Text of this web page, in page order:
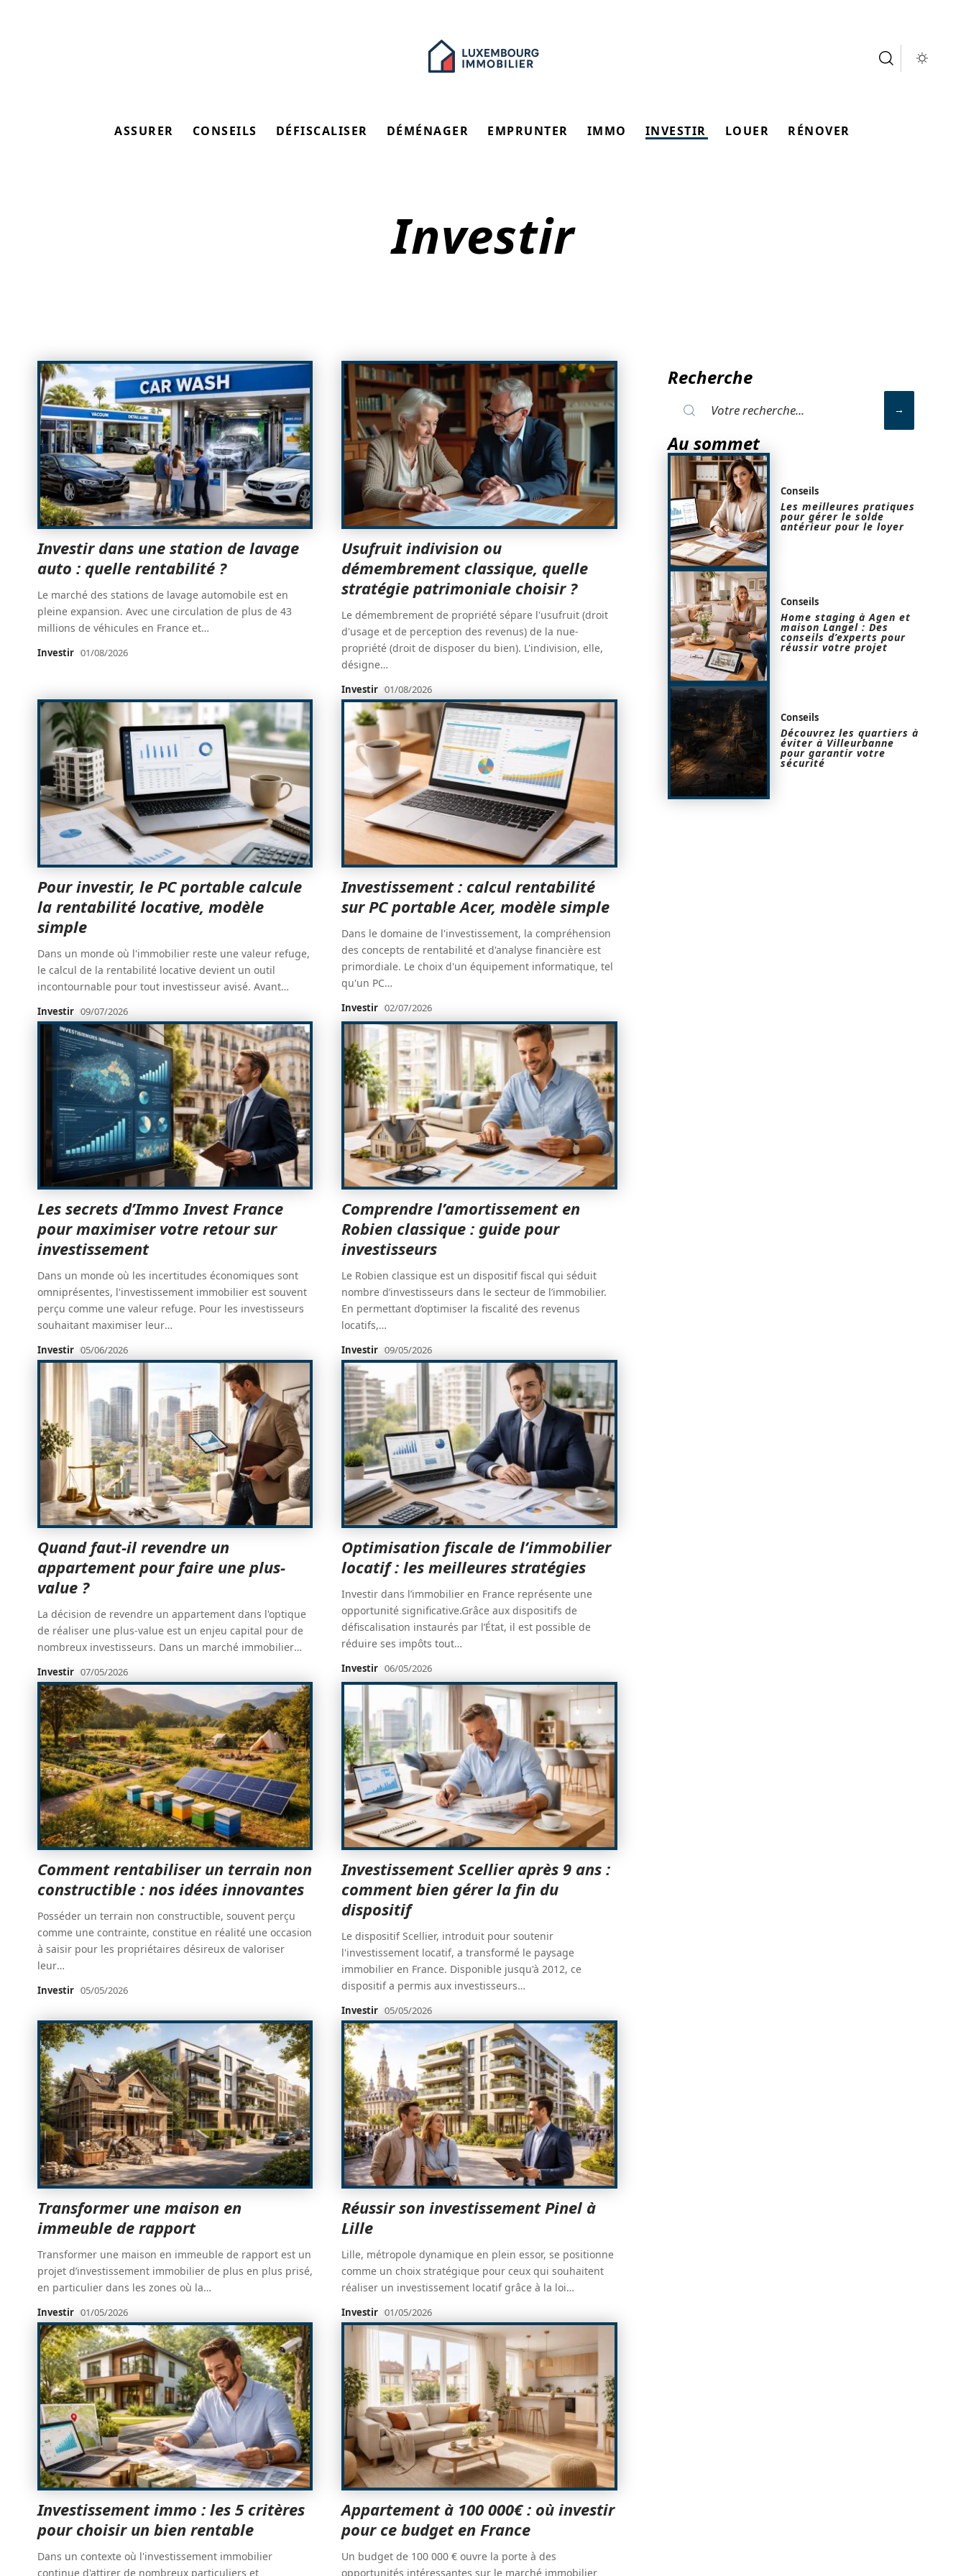
ASSURER CONSEILS DÉFISCALISER DÉMÉNAGER EMPRUNTER IMMO INVESTIR LOUER RÉNOVER
Investir
Investir dans une station de lavage
auto : quelle rentabilité ?
Le marché des stations de lavage automobile est en
pleine expansion. Avec une circulation de plus de 43
millions de véhicules en France et…
Investir 01/08/2026
Usufruit indivision ou
démembrement classique, quelle
stratégie patrimoniale choisir ?
Le démembrement de propriété sépare l'usufruit (droit
d'usage et de perception des revenus) de la nue-
propriété (droit de disposer du bien). L'indivision, elle,
désigne…
Investir 01/08/2026
Pour investir, le PC portable calcule
la rentabilité locative, modèle
simple
Dans un monde où l'immobilier reste une valeur refuge,
le calcul de la rentabilité locative devient un outil
incontournable pour tout investisseur avisé. Avant…
Investir 09/07/2026
Investissement : calcul rentabilité
sur PC portable Acer, modèle simple
Dans le domaine de l'investissement, la compréhension
des concepts de rentabilité et d'analyse financière est
primordiale. Le choix d'un équipement informatique, tel
qu'un PC…
Investir 02/07/2026
Les secrets d’Immo Invest France
pour maximiser votre retour sur
investissement
Dans un monde où les incertitudes économiques sont
omniprésentes, l'investissement immobilier est souvent
perçu comme une valeur refuge. Pour les investisseurs
souhaitant maximiser leur…
Investir 05/06/2026
Comprendre l’amortissement en
Robien classique : guide pour
investisseurs
Le Robien classique est un dispositif fiscal qui séduit
nombre d’investisseurs dans le secteur de l’immobilier.
En permettant d’optimiser la fiscalité des revenus
locatifs,…
Investir 09/05/2026
Quand faut-il revendre un
appartement pour faire une plus-
value ?
La décision de revendre un appartement dans l'optique
de réaliser une plus-value est un enjeu capital pour de
nombreux investisseurs. Dans un marché immobilier…
Investir 07/05/2026
Optimisation fiscale de l’immobilier
locatif : les meilleures stratégies
Investir dans l’immobilier en France représente une
opportunité significative.Grâce aux dispositifs de
défiscalisation instaurés par l’État, il est possible de
réduire ses impôts tout…
Investir 06/05/2026
Comment rentabiliser un terrain non
constructible : nos idées innovantes
Posséder un terrain non constructible, souvent perçu
comme une contrainte, constitue en réalité une occasion
à saisir pour les propriétaires désireux de valoriser
leur…
Investir 05/05/2026
Investissement Scellier après 9 ans :
comment bien gérer la fin du
dispositif
Le dispositif Scellier, introduit pour soutenir
l'investissement locatif, a transformé le paysage
immobilier en France. Disponible jusqu'à 2012, ce
dispositif a permis aux investisseurs…
Investir 05/05/2026
Transformer une maison en
immeuble de rapport
Transformer une maison en immeuble de rapport est un
projet d’investissement immobilier de plus en plus prisé,
en particulier dans les zones où la…
Investir 01/05/2026
Réussir son investissement Pinel à
Lille
Lille, métropole dynamique en plein essor, se positionne
comme un choix stratégique pour ceux qui souhaitent
réaliser un investissement locatif grâce à la loi…
Investir 01/05/2026
Investissement immo : les 5 critères
pour choisir un bien rentable
Dans un contexte où l'investissement immobilier
continue d'attirer de nombreux particuliers et
Appartement à 100 000€ : où investir
pour ce budget en France
Un budget de 100 000 € ouvre la porte à des
opportunités intéressantes sur le marché immobilier
Recherche
Au sommet
Conseils
Les meilleures pratiques
pour gérer le solde
antérieur pour le loyer
Conseils
Home staging à Agen et
maison Langel : Des
conseils d’experts pour
réussir votre projet
Conseils
Découvrez les quartiers à
éviter à Villeurbanne
pour garantir votre
sécurité